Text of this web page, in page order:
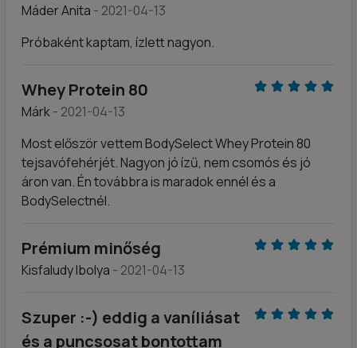
Máder Anita - 2021-04-13
Próbaként kaptam, ízlett nagyon.
Whey Protein 80
Márk- 2021-04-13
Most először vettem BodySelect Whey Protein 80
tejsavófehérjét. Nagyon jó ízű, nem csomós és jó
áron van. Én továbbra is maradok ennél és a
BodySelectnél.
Prémium minőség
Kisfaludy Ibolya - 2021-04-13
Szuper :-) eddig a vaníliásat
és a puncsosat bontottam